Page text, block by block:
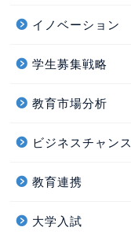
イノベーション
学生募集戦略
教育市場分析
ビジネスチャンス
教育連携
大学入試